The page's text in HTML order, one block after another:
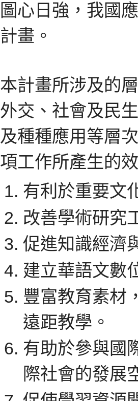
圖心日強，我國
計畫。
本計畫所涉及的
外交、社會及民
及種種應用等層
項工作所產生的
有利於重要文
改善學術研究
促進知識經濟
建立華語文數
豐富教育素材
遠距教學。
有助於參與國
際社會的發展